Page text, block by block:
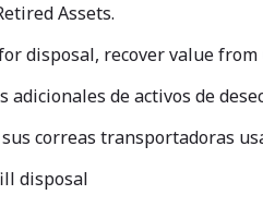
Assets.
disposal, recover value
adicionales de activos de
correas transportadoras
disposal